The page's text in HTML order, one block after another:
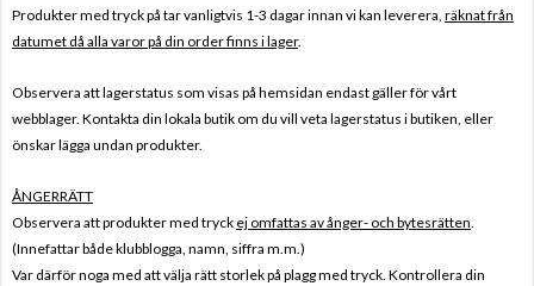
Produkter med tryck på tar vanligtvis 1-3 dagar innan vi kan leverera, räknat från
datumet då alla varor på din order finns i lager.
Observera att lagerstatus som visas på hemsidan endast gäller för vårt
webblager. Kontakta din lokala butik om du vill veta lagerstatus i butiken, eller
önskar lägga undan produkter.
ÅNGERRÄTT
Observera att produkter med tryck ej omfattas av ånger- och bytesrätten.
(Innefattar både klubblogga, namn, siffra m.m.)
Var därför noga med att välja rätt storlek på plagg med tryck. Kontrollera din